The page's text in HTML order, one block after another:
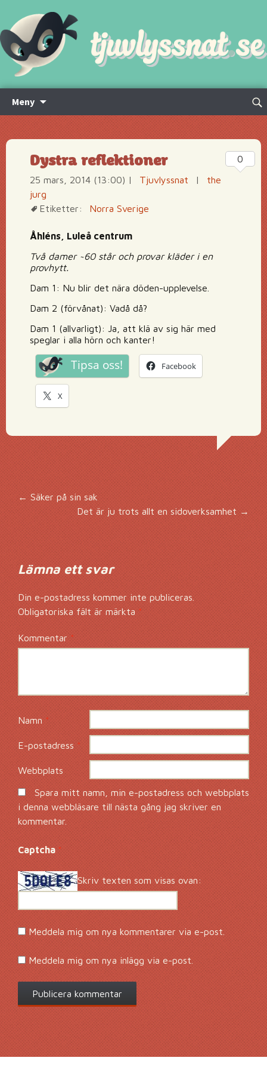
Meny
innehåll
Sök
Dystra reflektioner
25 mars, 2014 (13:00) | Tjuvlyssnat |
the
jurg
Etiketter:
Norra Sverige
Åhléns, Luleå centrum
Två damer ~60 står och provar kläder i en
provhytt.
Dam 1: Nu blir det nära döden-upplevelse.
Dam 2 (förvånat): Vadå då?
Dam 1 (allvarligt): Ja, att klä av sig här med
speglar i alla hörn och kanter!
Tipsa oss! Facebook
X
0
Inläggsnavigering
← Säker på sin sak
Det är ju trots allt en sidoverksamhet→
Lämna ett svar
Din e-postadress kommer inte publiceras.
Obligatoriska fält är märkta *
Kommentar*
Namn *
E-postadress *
Webbplats
Spara mitt namn, min e-postadress och webbplats
i denna webbläsare till nästa gång jag skriver en
kommentar.
Captcha*
Skriv texten som visas ovan:
Meddela mig om nya kommentarer via e-post.
Meddela mig om nya inlägg via e-post.